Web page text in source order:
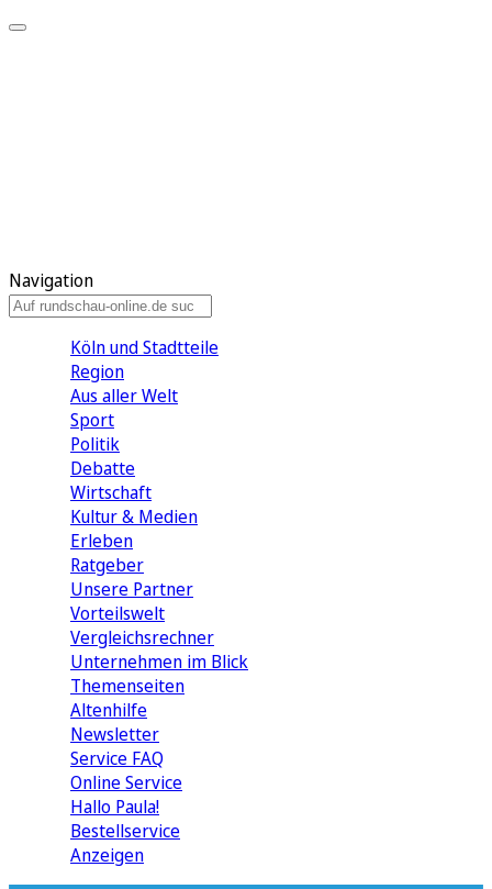
Navigation
Köln und Stadtteile
Region
Aus aller Welt
Sport
Politik
Debatte
Wirtschaft
Kultur & Medien
Erleben
Ratgeber
Unsere Partner
Vorteilswelt
Vergleichsrechner
Unternehmen im Blick
Themenseiten
Altenhilfe
Newsletter
Service FAQ
Online Service
Hallo Paula!
Bestellservice
Anzeigen